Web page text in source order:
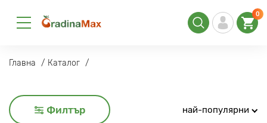
0
Главна Каталог
Филтър най-популярни